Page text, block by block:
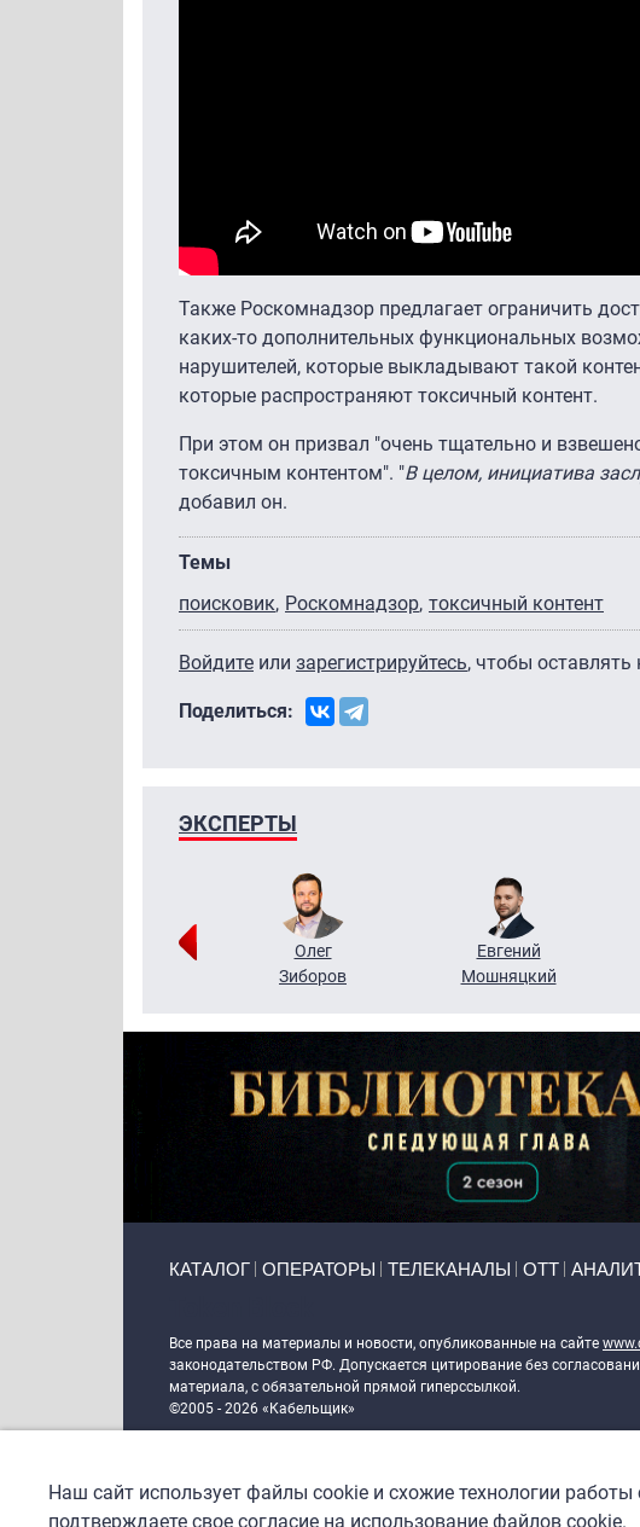
Также Роскомнадзор предлагает ограничить
каких-то дополнительных функциональных
нарушителей, которые выкладывают такой
которые распространяют токсичный контент.
При этом он призвал "очень тщательно и
токсичным контентом". "В целом, инициатива
добавил он.
Темы
поисковик Роскомнадзор токсичный контент
Войдите или зарегистрируйтесь, чтобы
Поделиться:
ЭКСПЕРТЫ
Олег
Зиборов
Евгений
Мошняцкий
КАТАЛОГ ОПЕРАТОРЫ ТЕЛЕКАНАЛЫ ОТТ
Все права на материалы и новости, опубликованные на сайте
законодательством РФ. Допускается цитирование без
материала, с обязательной прямой гиперссылкой.
©2005 - 2026 «Кабельщик»
DrupalCoder — поддержка сайта c 2017 года
Наш сайт использует файлы cookie и схожие технологии
подтверждаете свое согласие на использование файлов cookie.